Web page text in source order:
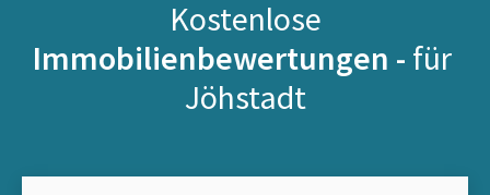
Kostenlose
Immobilienbewertungen - für
Jöhstadt